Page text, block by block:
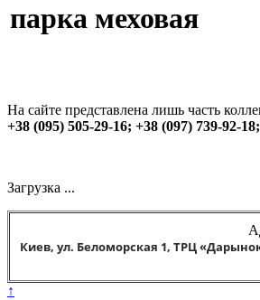
парка меховая
На сайте представлена лишь часть
+38 (095) 505-29-16; +38 (097) 739-92-18;
Загрузка ...
Киев, ул. Беломорская 1, ТРЦ
↑